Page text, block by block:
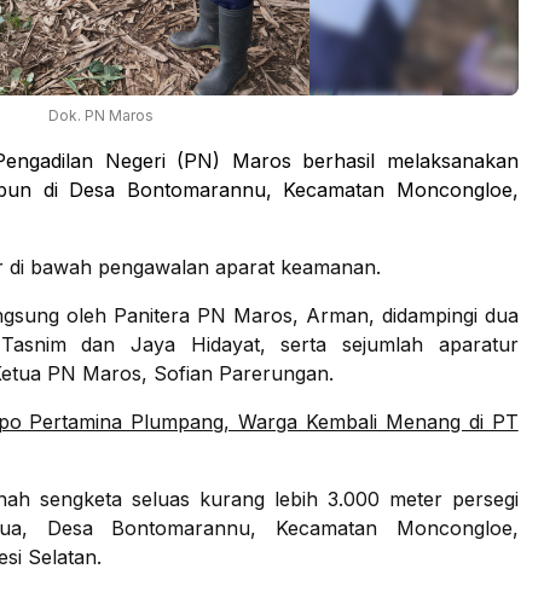
Dok. PN Maros
Negeri (PN) Maros berhasil melaksanakan
di Desa Bontomarannu, Kecamatan Moncongloe,
bawah pengawalan aparat keamanan.
oleh Panitera PN Maros, Arman, didampingi dua
dan Jaya Hidayat, serta sejumlah aparatur
PN Maros, Sofian Parerungan.
Pertamina Plumpang, Warga Kembali Menang di PT
sengketa seluas kurang lebih 3.000 meter persegi
Desa Bontomarannu, Kecamatan Moncongloe,
Selatan.